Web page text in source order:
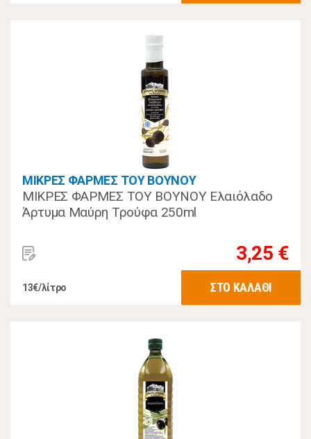
ΜΙΚΡΕΣ ΦΑΡΜΕΣ ΤΟΥ ΒΟΥΝΟΥ
ΜΙΚΡΕΣ ΦΑΡΜΕΣ ΤΟΥ ΒΟΥΝΟΥ Ελαιόλαδο
Άρτυμα Μαύρη Τρούφα 250ml
3,25 €
13€/λίτρο ΣΤΟ ΚΑΛΑΘΙ